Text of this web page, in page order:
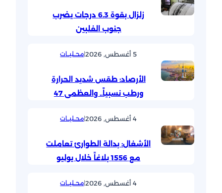
زلزال بقوة 6.3 درجات يضرب
جنوب الفلبين
5 أغسطس, 2026 |محــليــات
الأرصاد: طقس شديد الحرارة
ورطب نسبياً.. والعظمى 47
4 أغسطس, 2026 |محــليــات
الأشغال: بدالة الطوارئ تعاملت
مع 1556 بلاغاً خلال يوليو
4 أغسطس, 2026 |محــليــات